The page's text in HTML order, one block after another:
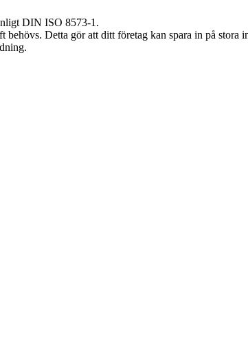
DIN ISO 8573-1.
Detta gör att ditt företag kan spara in på stora